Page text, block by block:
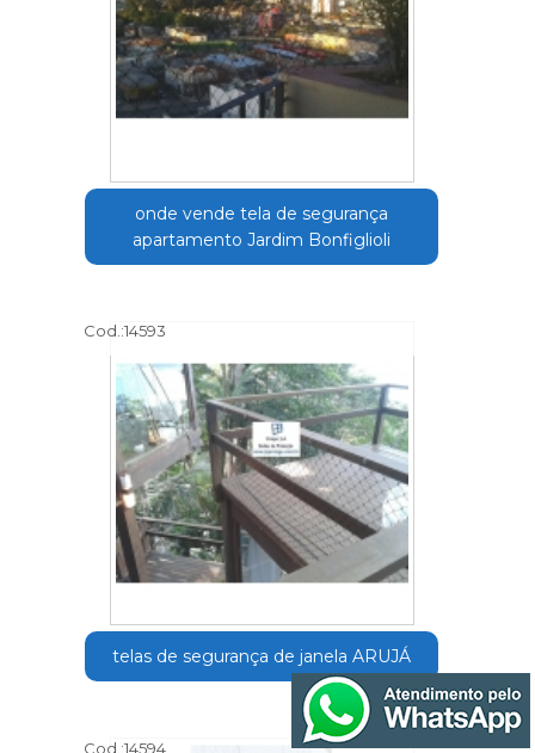
onde vende tela de segurança
apartamento Jardim Bonfiglioli
Cod.:14593
telas de segurança de janela ARUJÁ
Cod.:14594